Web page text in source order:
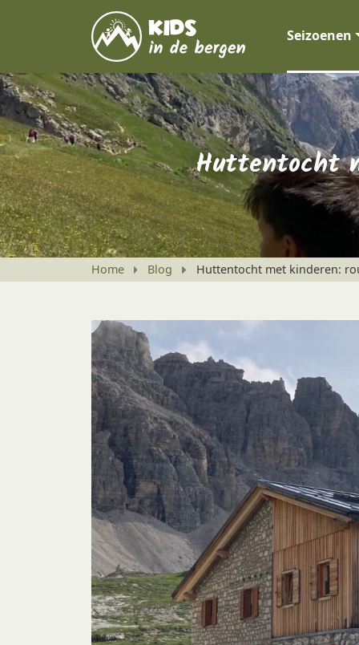
Seizoenen
Huttentocht
Home Blog Huttentocht met kinderen: